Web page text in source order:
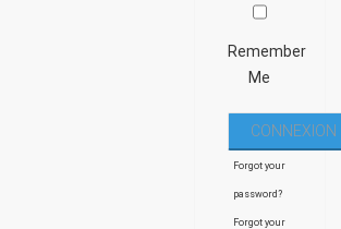
Remember
Me
Forgot your
password?
Forgot your